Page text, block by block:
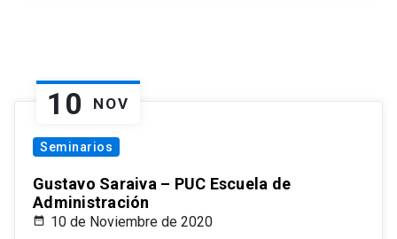
10 NOV
Seminarios
Gustavo Saraiva – PUC Escuela de
Administración
10 de Noviembre de 2020